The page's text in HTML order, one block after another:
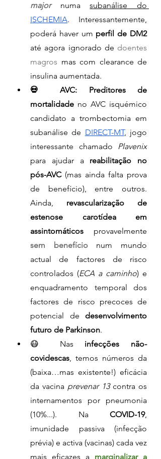
major numa
ISCHEMIA. Interessantemente,
poderá haver um perfil de DM2
até agora ignorado de doentes
magros mas com clearance de
insulina aumentada.
💀 AVC: Preditores de
mortalidade no AVC isquémico
candidato a trombectomia em
subanálise de DIRECT-MT, jogo
interessante chamado Plavenix
para ajudar a reabilitação no
pós-AVC (mas ainda falta prova
de benefício), entre outros.
Ainda, revascularização de
estenose carotídea em
assintomáticos
sem benefício num mundo
actual de factores de risco
controlados (ECA a caminho) e
enquadramento temporal dos
factores de risco precoces de
potencial de desenvolvimento
futuro de Parkinson.
😷 Nas infecções não-
covidescas, temos números da
(baixa…mas existente!) eficácia
da vacina prevenar 13 contra os
internamentos por pneumonia
(10%...). Na COVID-19,
imunidade passiva (infecção
prévia) e activa (vacinas) cada vez
mais eficazes a marginalizar a